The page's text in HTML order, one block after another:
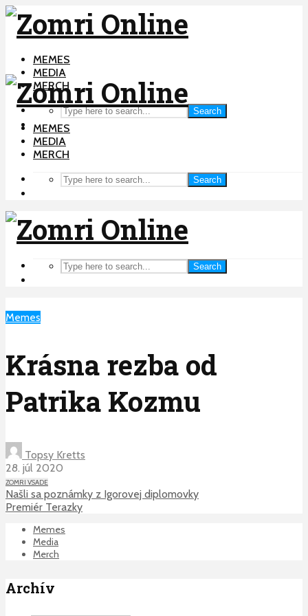
MEMES
MEDIA
MERCH
Search
MEMES
MEDIA
MERCH
Search
Search
Memes
Krásna rezba od
Patrika Kozmu
Topsy Kretts
28. júl 2020
ZOMRI VSADE
Našli sa poznámky z Igorovej diplomovky
Premiér Terazky
Memes
Media
Merch
Archív